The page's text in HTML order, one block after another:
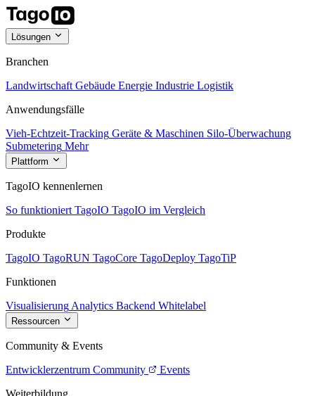
Lösungen
Branchen
Landwirtschaft Gebäude Energie Industrie Logistik
Anwendungsfälle
Vieh-Echtzeit-Tracking Geräte & Maschinen Silo-Überwachung
Submetering Mehr
Plattform
TagoIO kennenlernen
So funktioniert TagoIO TagoIO im Vergleich
Produkte
TagoIO TagoRUN TagoCore TagoDeploy TagoTiP
Funktionen
Visualisierung Analytics Backend Whitelabel
Ressourcen
Community & Events
Entwicklerzentrum Community
Events
Weiterbildung